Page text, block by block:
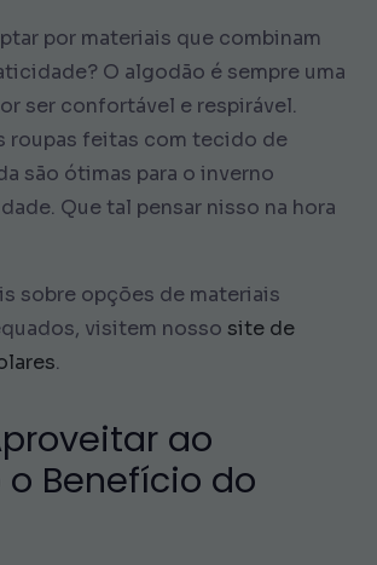
por materiais que combinam
O algodão é sempre uma
ser confortável e respirável.
roupas feitas com tecido de
são ótimas para o inverno
Que tal pensar nisso na hora
sobre opções de materiais
visitem nosso site de
.
ao
Benefício do